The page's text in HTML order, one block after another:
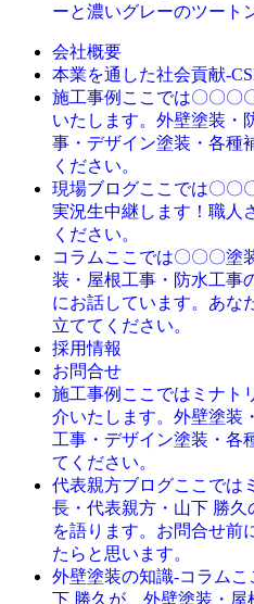
ーと濃いグレーのツート
会社概要
本業を通した社会貢献-
施工事例 ここでは〇〇〇
いたします。外壁塗装・
事・デザイン塗装・各種
ください。
現場ブログここでは〇〇
実況生中継します！職人
ください。
コラム ここでは〇〇〇塗
装・屋根工事・防水工事
にお話しています。あな
立ててください。
採用情報
お問合せ
施工事例 ここではミナト
介いたします。外壁塗装
工事・デザイン塗装・各
てください。
代表親方ブログここでは
長・代表親方・山下 勝久
を語ります。お問合せ前
たらと思います。
外壁塗装の知識-コラム こ
下 勝久が、外壁塗装・